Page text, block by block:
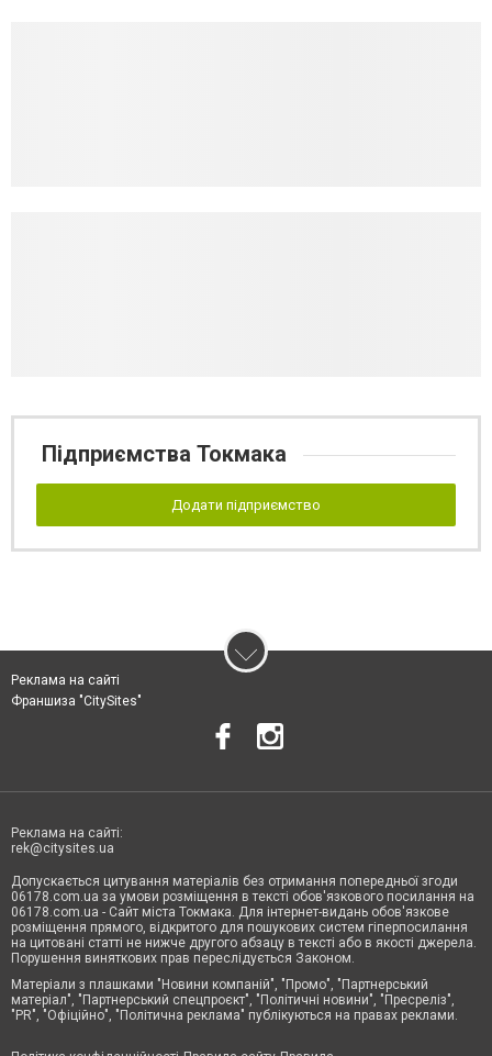
Підприємства Токмака
Додати підприємство
Реклама на сайті
Франшиза "CitySites"
Реклама на сайті:
rek@citysites.ua
Допускається цитування матеріалів без отримання попередньої згоди
06178.com.ua за умови розміщення в тексті обов'язкового посилання на
06178.com.ua - Сайт міста Токмака. Для інтернет-видань обов'язкове
розміщення прямого, відкритого для пошукових систем гіперпосилання
на цитовані статті не нижче другого абзацу в тексті або в якості джерела.
Порушення виняткових прав переслідується Законом.
Матеріали з плашками "Новини компаній", "Промо", "Партнерський
матеріал", "Партнерський спецпроєкт", "Політичні новини", "Пресреліз",
"PR", "Офіційно", "Політична реклама" публікуються на правах реклами.